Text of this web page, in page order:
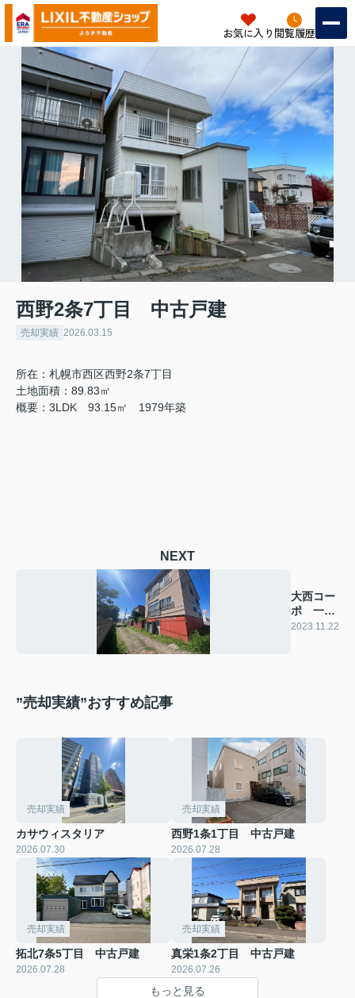
お気に入り 閲覧履歴
西野2条7丁目 中古戸建
売却実績 2026.03.15
所在：札幌市西区西野2条7丁目
土地面積：89.83㎡
概要：3LDK 93.15㎡ 1979年築
NEXT
大西コー
ポ 一棟
アパート
2023.11.22
”売却実績”おすすめ記事
売却実績
カサウィスタリア
2026.07.30
売却実績
西野1条1丁目 中古戸建
2026.07.28
売却実績
拓北7条5丁目 中古戸建
2026.07.28
売却実績
真栄1条2丁目 中古戸建
2026.07.26
もっと見る